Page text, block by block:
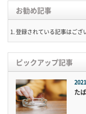
お勧め記事
登録されている記事はござ
ピックアップ記事
た